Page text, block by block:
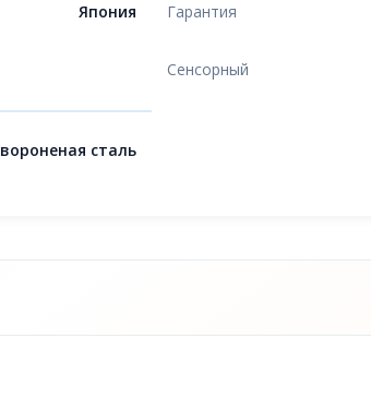
Япония
вороненая сталь
Гарантия
Сенсорный